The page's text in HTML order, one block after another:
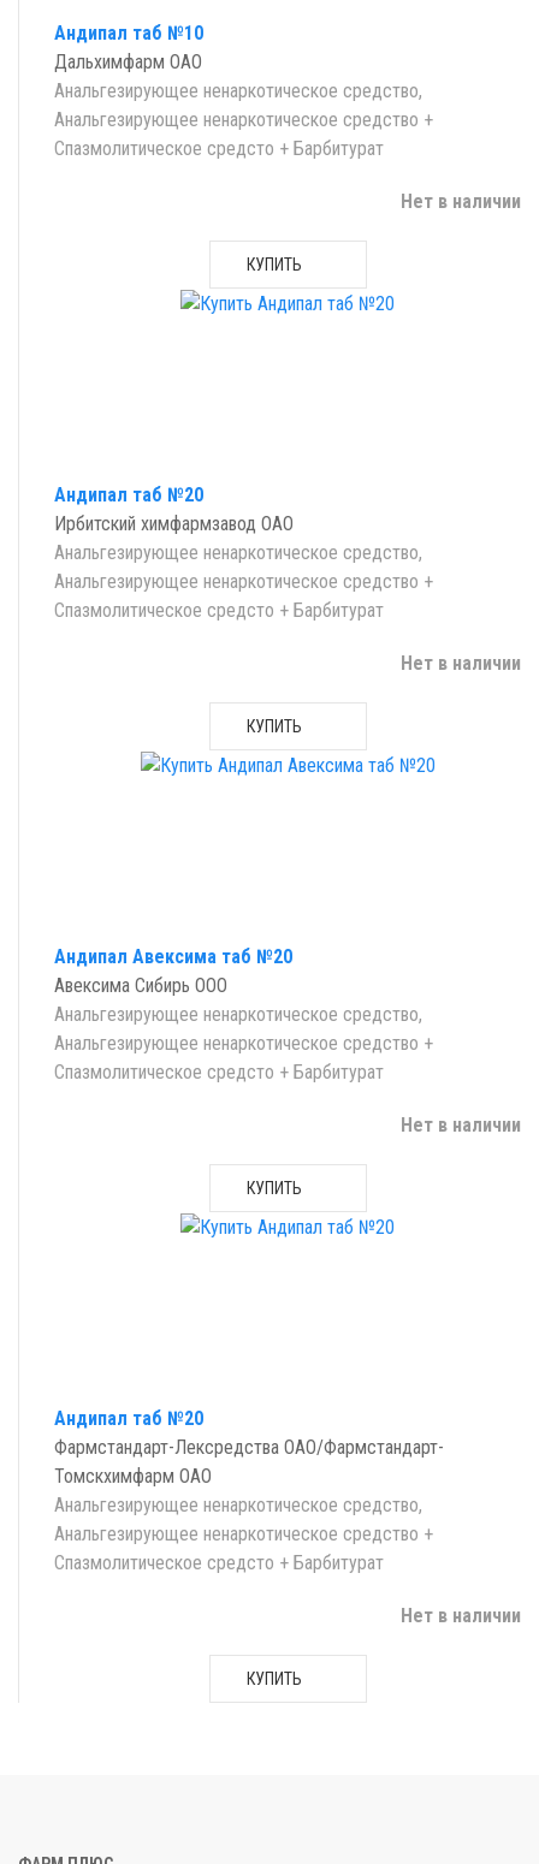
Андипал таб №10
Дальхимфарм ОАО
Анальгезирующее ненаркотическое средство,
Анальгезирующее ненаркотическое средство +
Спазмолитическое средсто + Барбитурат
Нет в наличии
КУПИТЬ
Андипал таб №20
Ирбитский химфармзавод ОАО
Анальгезирующее ненаркотическое средство,
Анальгезирующее ненаркотическое средство +
Спазмолитическое средсто + Барбитурат
Нет в наличии
КУПИТЬ
Андипал Авексима таб №20
Авексима Сибирь ООО
Анальгезирующее ненаркотическое средство,
Анальгезирующее ненаркотическое средство +
Спазмолитическое средсто + Барбитурат
Нет в наличии
КУПИТЬ
Андипал таб №20
Фармстандарт-Лексредства ОАО/Фармстандарт-
Томскхимфарм ОАО
Анальгезирующее ненаркотическое средство,
Анальгезирующее ненаркотическое средство +
Спазмолитическое средсто + Барбитурат
Нет в наличии
КУПИТЬ